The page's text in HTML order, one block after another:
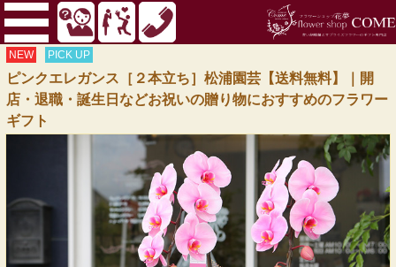
NEW PICK UP
ピンクエレガンス［２本立ち］松浦園芸【送料無料】｜開
店・退職・誕生日などお祝いの贈り物におすすめのフラワー
ギフト